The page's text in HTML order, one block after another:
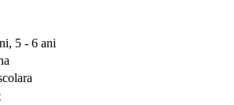
5 - 6 ani